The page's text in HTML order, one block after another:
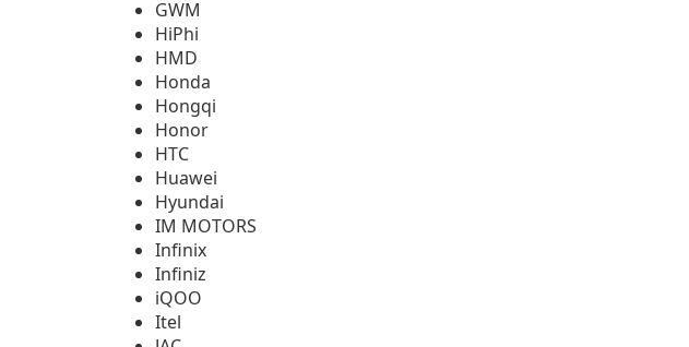
GWM
HiPhi
HMD
Honda
Hongqi
Honor
HTC
Huawei
Hyundai
IM MOTORS
Infinix
Infiniz
iQOO
Itel